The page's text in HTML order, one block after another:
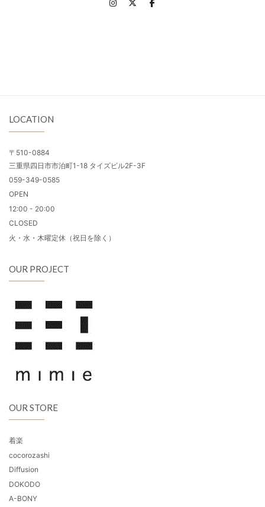
LOCATION
〒510-0884
三重県四日市市泊町1-18 タイズビル2F-3F
059-349-0585
OPEN
12:00 - 20:00
CLOSED
火・水・木曜定休（祝日を除く）
OUR PROJECT
OUR STORE
着楽
cocorozashi
Diffusion
DOKODO
A-BONY